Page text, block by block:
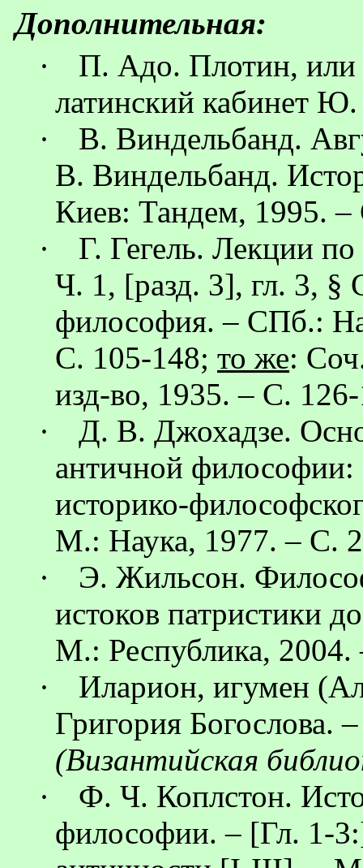
Дополнительная:
·
П. Адо. Плотин, или
латинский кабинет
·
В. Виндельбанд.
В. Виндельбанд.
Киев: Тандем, 1995.
·
Г. Гегель. Лекции
Ч. 1, [разд. 3], гл. 3, §
философия. – СПб.:
С. 105-148;то же:
изд-во, 1935. – С.
·
Д. В. Джохадзе.
античной философии:
историко-
М.: Наука, 1977. – С.
·
Э. Жильсон.
истоков патристики
М.: Республика,
·
Иларион, игумен
Григория Богослова.
(Византийская
·
Ф. Ч. Коплстон.
философии. – [Гл. 1-